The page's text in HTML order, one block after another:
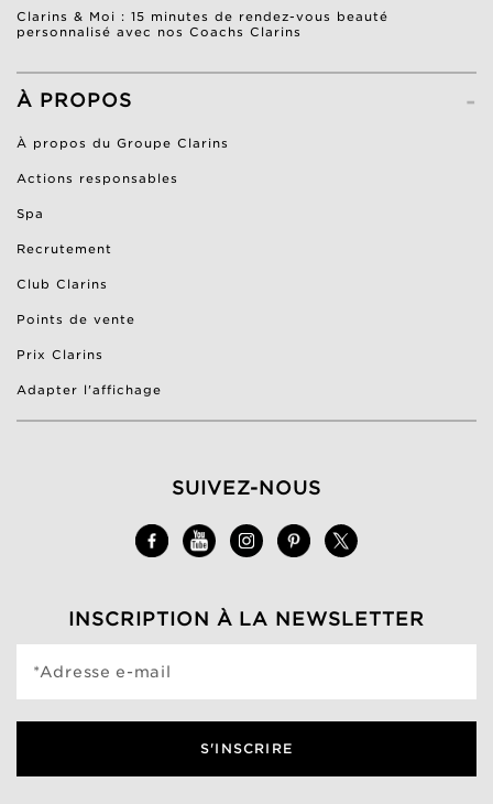
Clarins & Moi : 15 minutes de rendez-vous beauté
personnalisé avec nos Coachs Clarins
-
À PROPOS
À propos du Groupe Clarins
Actions responsables
Spa
Recrutement
Club Clarins
Points de vente
Prix Clarins
Adapter l'affichage
SUIVEZ-NOUS
INSCRIPTION À LA NEWSLETTER
*Adresse e-mail
S'INSCRIRE